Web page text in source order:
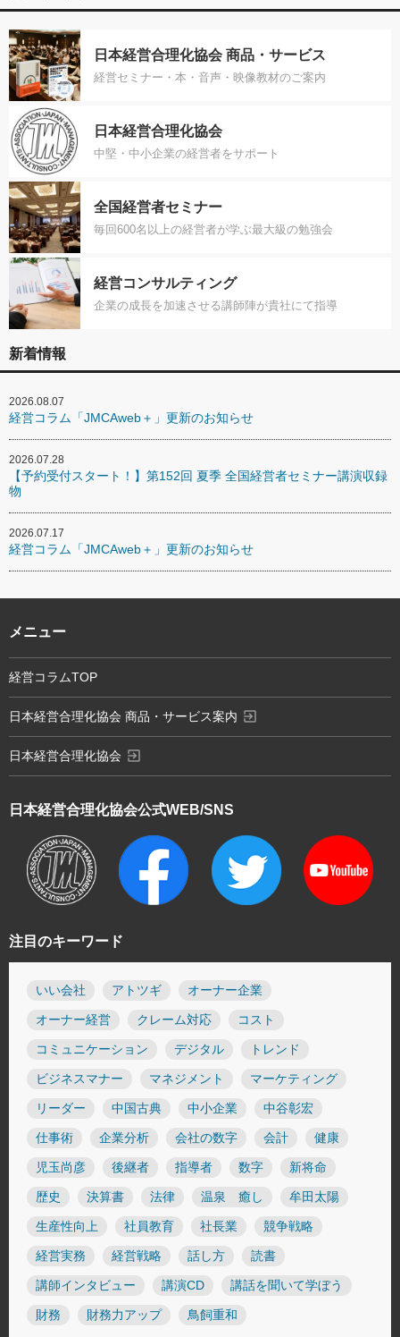
日本経営合理化協会 商品・サービス
経営セミナー・本・音声・映像教材のご案内
日本経営合理化協会
中堅・中小企業の経営者をサポート
全国経営者セミナー
毎回600名以上の経営者が学ぶ最大級の勉強会
経営コンサルティング
企業の成長を加速させる講師陣が貴社にて指導
新着情報
2026.08.07
経営コラム「JMCAweb＋」更新のお知らせ
2026.07.28
【予約受付スタート！】第152回 夏季 全国経営者セミナー講演収録
物
2026.07.17
経営コラム「JMCAweb＋」更新のお知らせ
注目のキーワード
いい会社 アトツギ オーナー企業
オーナー経営 クレーム対応 コスト
コミュニケーション デジタル トレンド
ビジネスマナー マネジメント マーケティング
リーダー 中国古典 中小企業 中谷彰宏
仕事術 企業分析 会社の数字 会計 健康
児玉尚彦 後継者 指導者 数字 新将命
歴史 決算書 法律 温泉 癒し 牟田太陽
生産性向上 社員教育 社長業 競争戦略
経営実務 経営戦略 話し方 読書
講師インタビュー 講演CD 講話を聞いて学ぼう
財務 財務力アップ 鳥飼重和
日本経営合理化協会公式WEB/SNS
メニュー
経営コラムTOP
日本経営合理化協会 商品・サービス案内 exit_to_app
日本経営合理化協会 exit_to_app